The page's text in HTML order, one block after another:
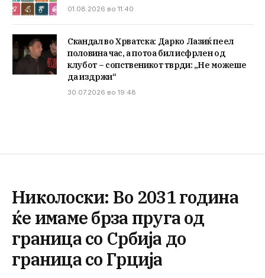
01.08.2026 во 11:40
Скандал во Хрватска: Дарко Лазиќ пеел
половина час, а потоа бил исфрлен од
клубот – сопственикот тврди: „Не можеше
да издржи“
30.07.2026 во 19:48
Николоски: Во 2031 година
ќе имаме брза пруга од
граница со Србија до
граница со Грција